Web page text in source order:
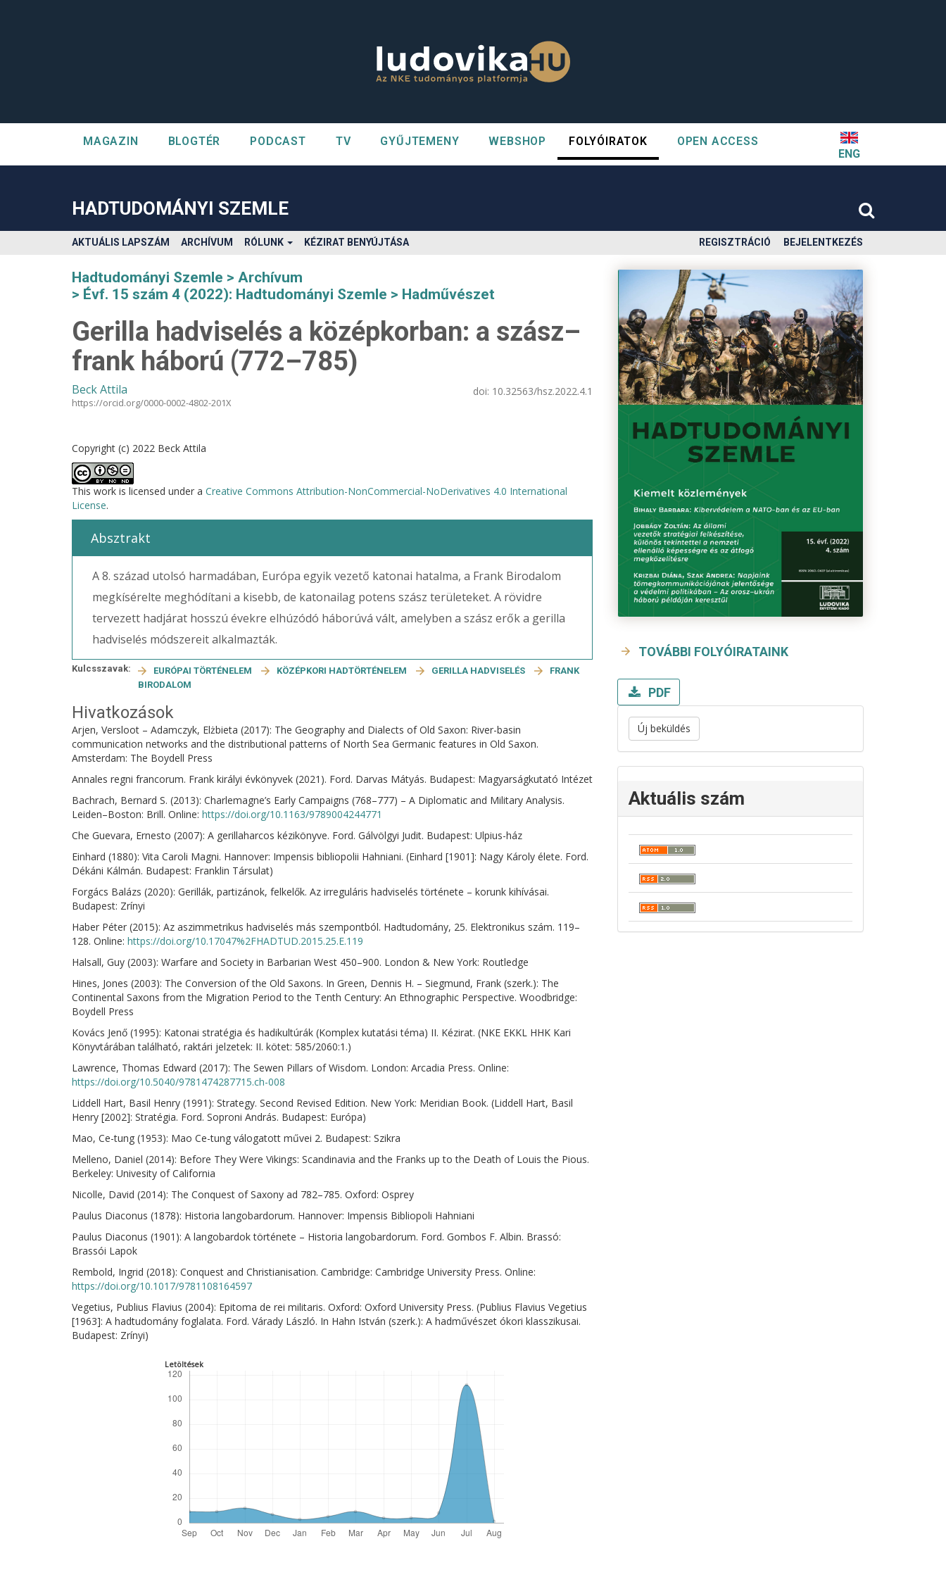
##plugins.themes.bootstrap3.accessible_menu.label##
##plugins.themes.bootstrap3.accessible_menu.main_content##
##plugins.themes.bootstrap3.accessible_menu.sidebar##
MAGAZIN BLOGTÉR PODCAST TV GYŰJTEMENY WEBSHOP FOLYÓIRATOK
OPEN ACCESS
ENG
HADTUDOMÁNYI SZEMLE
AKTUÁLIS LAPSZÁM ARCHÍVUM RÓLUNK KÉZIRAT BENYÚJTÁSA REGISZTRÁCIÓ BEJELENTKEZÉS
Hadtudományi Szemle
Archívum
Évf. 15 szám 4 (2022): Hadtudományi Szemle
Hadművészet
Gerilla hadviselés a középkorban: a szász–
frank háború (772–785)
Beck Attila
https://orcid.org/0000-0002-4802-201X
doi: 10.32563/hsz.2022.4.1
Copyright (c) 2022 Beck Attila
This work is licensed under a Creative Commons Attribution-NonCommercial-NoDerivatives 4.0 International
License.
Absztrakt
A 8. század utolsó harmadában, Európa egyik vezető katonai hatalma, a Frank Birodalom
megkísérelte meghódítani a kisebb, de katonailag potens szász területeket. A rövidre
tervezett hadjárat hosszú évekre elhúzódó háborúvá vált, amelyben a szász erők a gerilla
hadviselés módszereit alkalmazták.
Kulcsszavak: EURÓPAI TÖRTÉNELEM KÖZÉPKORI HADTÖRTÉNELEM GERILLA HADVISELÉS
FRANK
BIRODALOM
Hivatkozások
Arjen, Versloot – Adamczyk, Elżbieta (2017): The Geography and Dialects of Old Saxon: River-basin
communication networks and the distributional patterns of North Sea Germanic features in Old Saxon.
Amsterdam: The Boydell Press
Annales regni francorum. Frank királyi évkönyvek (2021). Ford. Darvas Mátyás. Budapest: Magyarságkutató Intézet
Bachrach, Bernard S. (2013): Charlemagne’s Early Campaigns (768–777) – A Diplomatic and Military Analysis.
Leiden–Boston: Brill. Online: https://doi.org/10.1163/9789004244771
Che Guevara, Ernesto (2007): A gerillaharcos kézikönyve. Ford. Gálvölgyi Judit. Budapest: Ulpius-ház
Einhard (1880): Vita Caroli Magni. Hannover: Impensis bibliopolii Hahniani. (Einhard [1901]: Nagy Károly élete. Ford.
Dékáni Kálmán. Budapest: Franklin Társulat)
Forgács Balázs (2020): Gerillák, partizánok, felkelők. Az irreguláris hadviselés története – korunk kihívásai.
Budapest: Zrínyi
Haber Péter (2015): Az aszimmetrikus hadviselés más szempontból. Hadtudomány, 25. Elektronikus szám. 119–
128. Online: https://doi.org/10.17047%2FHADTUD.2015.25.E.119
Halsall, Guy (2003): Warfare and Society in Barbarian West 450–900. London & New York: Routledge
Hines, Jones (2003): The Conversion of the Old Saxons. In Green, Dennis H. – Siegmund, Frank (szerk.): The
Continental Saxons from the Migration Period to the Tenth Century: An Ethnographic Perspective. Woodbridge:
Boydell Press
Kovács Jenő (1995): Katonai stratégia és hadikultúrák (Komplex kutatási téma) II. Kézirat. (NKE EKKL HHK Kari
Könyvtárában található, raktári jelzetek: II. kötet: 585/2060:1.)
Lawrence, Thomas Edward (2017): The Sewen Pillars of Wisdom. London: Arcadia Press. Online:
https://doi.org/10.5040/9781474287715.ch-008
Liddell Hart, Basil Henry (1991): Strategy. Second Revised Edition. New York: Meridian Book. (Liddell Hart, Basil
Henry [2002]: Stratégia. Ford. Soproni András. Budapest: Európa)
Mao, Ce-tung (1953): Mao Ce-tung válogatott művei 2. Budapest: Szikra
Melleno, Daniel (2014): Before They Were Vikings: Scandinavia and the Franks up to the Death of Louis the Pious.
Berkeley: Univesity of California
Nicolle, David (2014): The Conquest of Saxony ad 782–785. Oxford: Osprey
Paulus Diaconus (1878): Historia langobardorum. Hannover: Impensis Bibliopoli Hahniani
Paulus Diaconus (1901): A langobardok története – Historia langobardorum. Ford. Gombos F. Albin. Brassó:
Brassói Lapok
Rembold, Ingrid (2018): Conquest and Christianisation. Cambridge: Cambridge University Press. Online:
https://doi.org/10.1017/9781108164597
Vegetius, Publius Flavius (2004): Epitoma de rei militaris. Oxford: Oxford University Press. (Publius Flavius Vegetius
[1963]: A hadtudomány foglalata. Ford. Várady László. In Hahn István (szerk.): A hadművészet ókori klasszikusai.
Budapest: Zrínyi)
Letöltések
TOVÁBBI FOLYÓIRATAINK
PDF
Új beküldés
Aktuális szám